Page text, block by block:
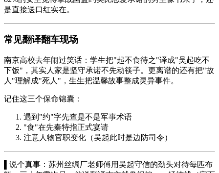
是直接送口红实在。
常见翻译翻车现场
南京高校去年闹过笑话：学生把"起不食待之"译成"吴起吃不
下饭"，其实人家是坚守承诺不先动筷子。更离谱的还有把"故
人"理解成"死人"，生生把温馨故事整成灵异事件。
记住这三个保命锦囊：
遇到"约"字先查是不是军事术语
"食"在先秦特指正式宴请
注意人物官职变化（吴起此时是边防司令）
▌说个真事：苏州丝绸厂老师傅用吴起守信的劲头对待每匹布